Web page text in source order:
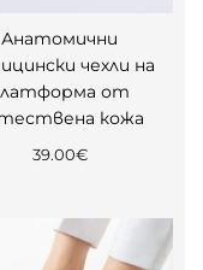
Анатомични
чехли на
от
кожа
39.00€